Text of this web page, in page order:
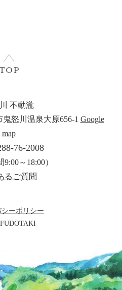
不動瀧
鬼怒川温泉大原656-1 Google
map
76-2008
9:00～18:00）
るご質問
ーポリシー
FUDOTAKI